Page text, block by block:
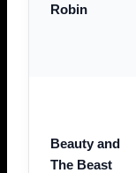
Robin
Beauty and
The Beast